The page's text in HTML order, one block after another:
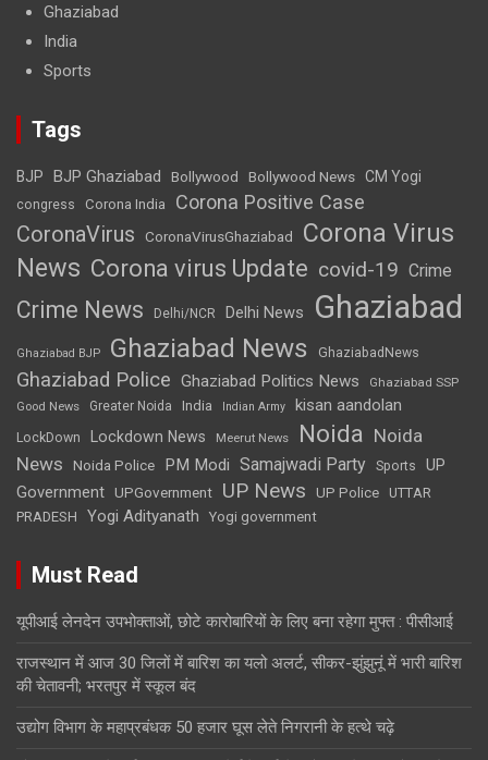
Ghaziabad
India
Sports
Tags
BJP BJP Ghaziabad Bollywood Bollywood News CM Yogi
congress Corona India Corona Positive Case
CoronaVirus CoronaVirusGhaziabad
Corona Virus
News Corona virus Update covid-19 Crime
Crime News Delhi/NCR Delhi News Ghaziabad
Ghaziabad BJP Ghaziabad News GhaziabadNews
Ghaziabad Police Ghaziabad Politics News Ghaziabad SSP
Good News Greater Noida India Indian Army kisan aandolan
LockDown Lockdown News Meerut News Noida Noida
News
Noida Police PM Modi Samajwadi Party Sports
UP
Government UPGovernment UP News UP Police
UTTAR
PRADESH
Yogi Adityanath Yogi government
Must Read
यूपीआई लेनदेन उपभोक्ताओं, छोटे कारोबारियों के लिए बना रहेगा मुफ्त : पीसीआई
राजस्थान में आज 30 जिलों में बारिश का यलो अलर्ट, सीकर-झुंझुनूं में भारी बारिश
की चेतावनी; भरतपुर में स्कूल बंद
उद्योग विभाग के महाप्रबंधक 50 हजार घूस लेते निगरानी के हत्थे चढ़े